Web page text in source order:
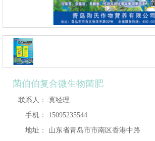
菌伯伯复合微生物菌肥
联系人：
冀经理
手机：
15095235544
地址：
山东省青岛市市南区香港中路